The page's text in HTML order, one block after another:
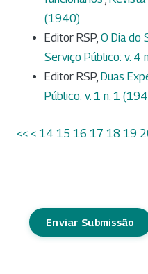
(1940)
Editor RSP, O Dia do
Serviço Público: v. 4
Editor RSP, Duas
Público: v. 1 n. 1
<< < 14 15 16 17 18 19
Enviar Submissão